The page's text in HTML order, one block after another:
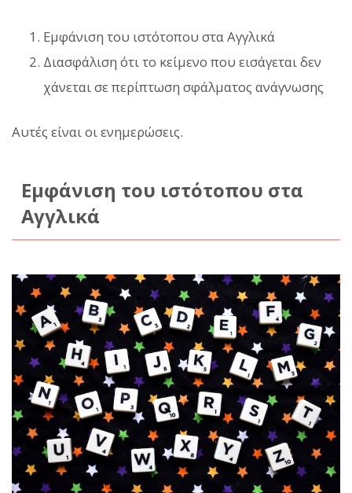
Εμφάνιση του ιστότοπου στα Αγγλικά
Διασφάλιση ότι το κείμενο που εισάγεται δεν
χάνεται σε περίπτωση σφάλματος ανάγνωσης
Αυτές είναι οι ενημερώσεις.
Εμφάνιση του ιστότοπου στα
Αγγλικά